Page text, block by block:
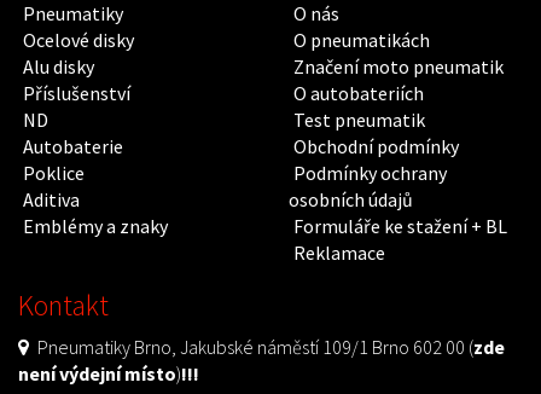
Pneumatiky
Ocelové disky
Alu disky
Příslušenství
ND
Autobaterie
Poklice
Aditiva
Emblémy a znaky
O nás
O pneumatikách
Značení moto pneumatik
O autobateriích
Test pneumatik
Obchodní podmínky
Podmínky ochrany
osobních údajů
Formuláře ke stažení + BL
Reklamace
Kontakt
Pneumatiky Brno, Jakubské náměstí 109/1 Brno 602 00 (zde
není výdejní místo)!!!